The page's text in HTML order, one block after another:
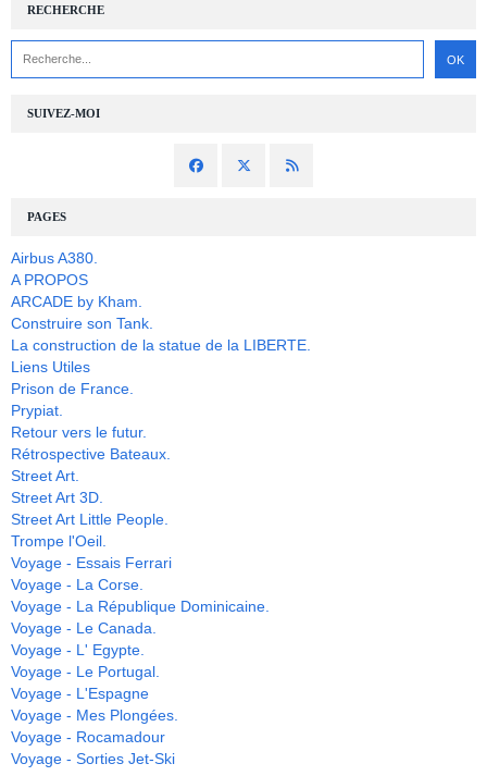
SUIVEZ-MOI
RECHERCHE
PAGES
Airbus A380.
A PROPOS
ARCADE by Kham.
Construire son Tank.
La construction de la statue de la LIBERTE.
Liens Utiles
Prison de France.
Prypiat.
Retour vers le futur.
Rétrospective Bateaux.
Street Art.
Street Art 3D.
Street Art Little People.
Trompe l'Oeil.
Voyage - Essais Ferrari
Voyage - La Corse.
Voyage - La République Dominicaine.
Voyage - Le Canada.
Voyage - L' Egypte.
Voyage - Le Portugal.
Voyage - L'Espagne
Voyage - Mes Plongées.
Voyage - Rocamadour
Voyage - Sorties Jet-Ski